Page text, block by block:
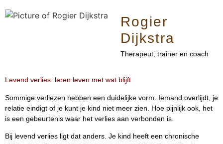
Rogier
Dijkstra
Therapeut, trainer en coach
Levend verlies: leren leven met wat blijft
Sommige verliezen hebben een duidelijke vorm. Iemand overlijdt, je
relatie eindigt of je kunt je kind niet meer zien. Hoe pijnlijk ook, het
is een gebeurtenis waar het verlies aan verbonden is.
Bij levend verlies ligt dat anders. Je kind heeft een chronische